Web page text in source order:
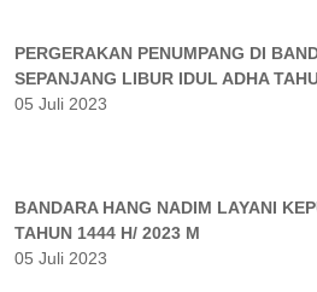
PERGERAKAN PENUMPANG DI
SEPANJANG LIBUR IDUL ADHA
05 Juli 2023
BANDARA HANG NADIM LAYANI
TAHUN 1444 H/ 2023 M
05 Juli 2023